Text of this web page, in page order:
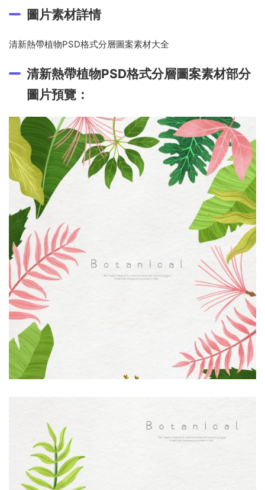
圖片素材詳情
清新熱帶植物PSD格式分層圖案素材大全
清新熱帶植物PSD格式分層圖案素材部分
圖片預覽：